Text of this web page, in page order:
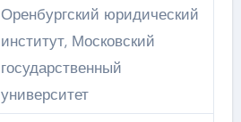
Оренбургский юридический
институт, Московский
государственный
университет